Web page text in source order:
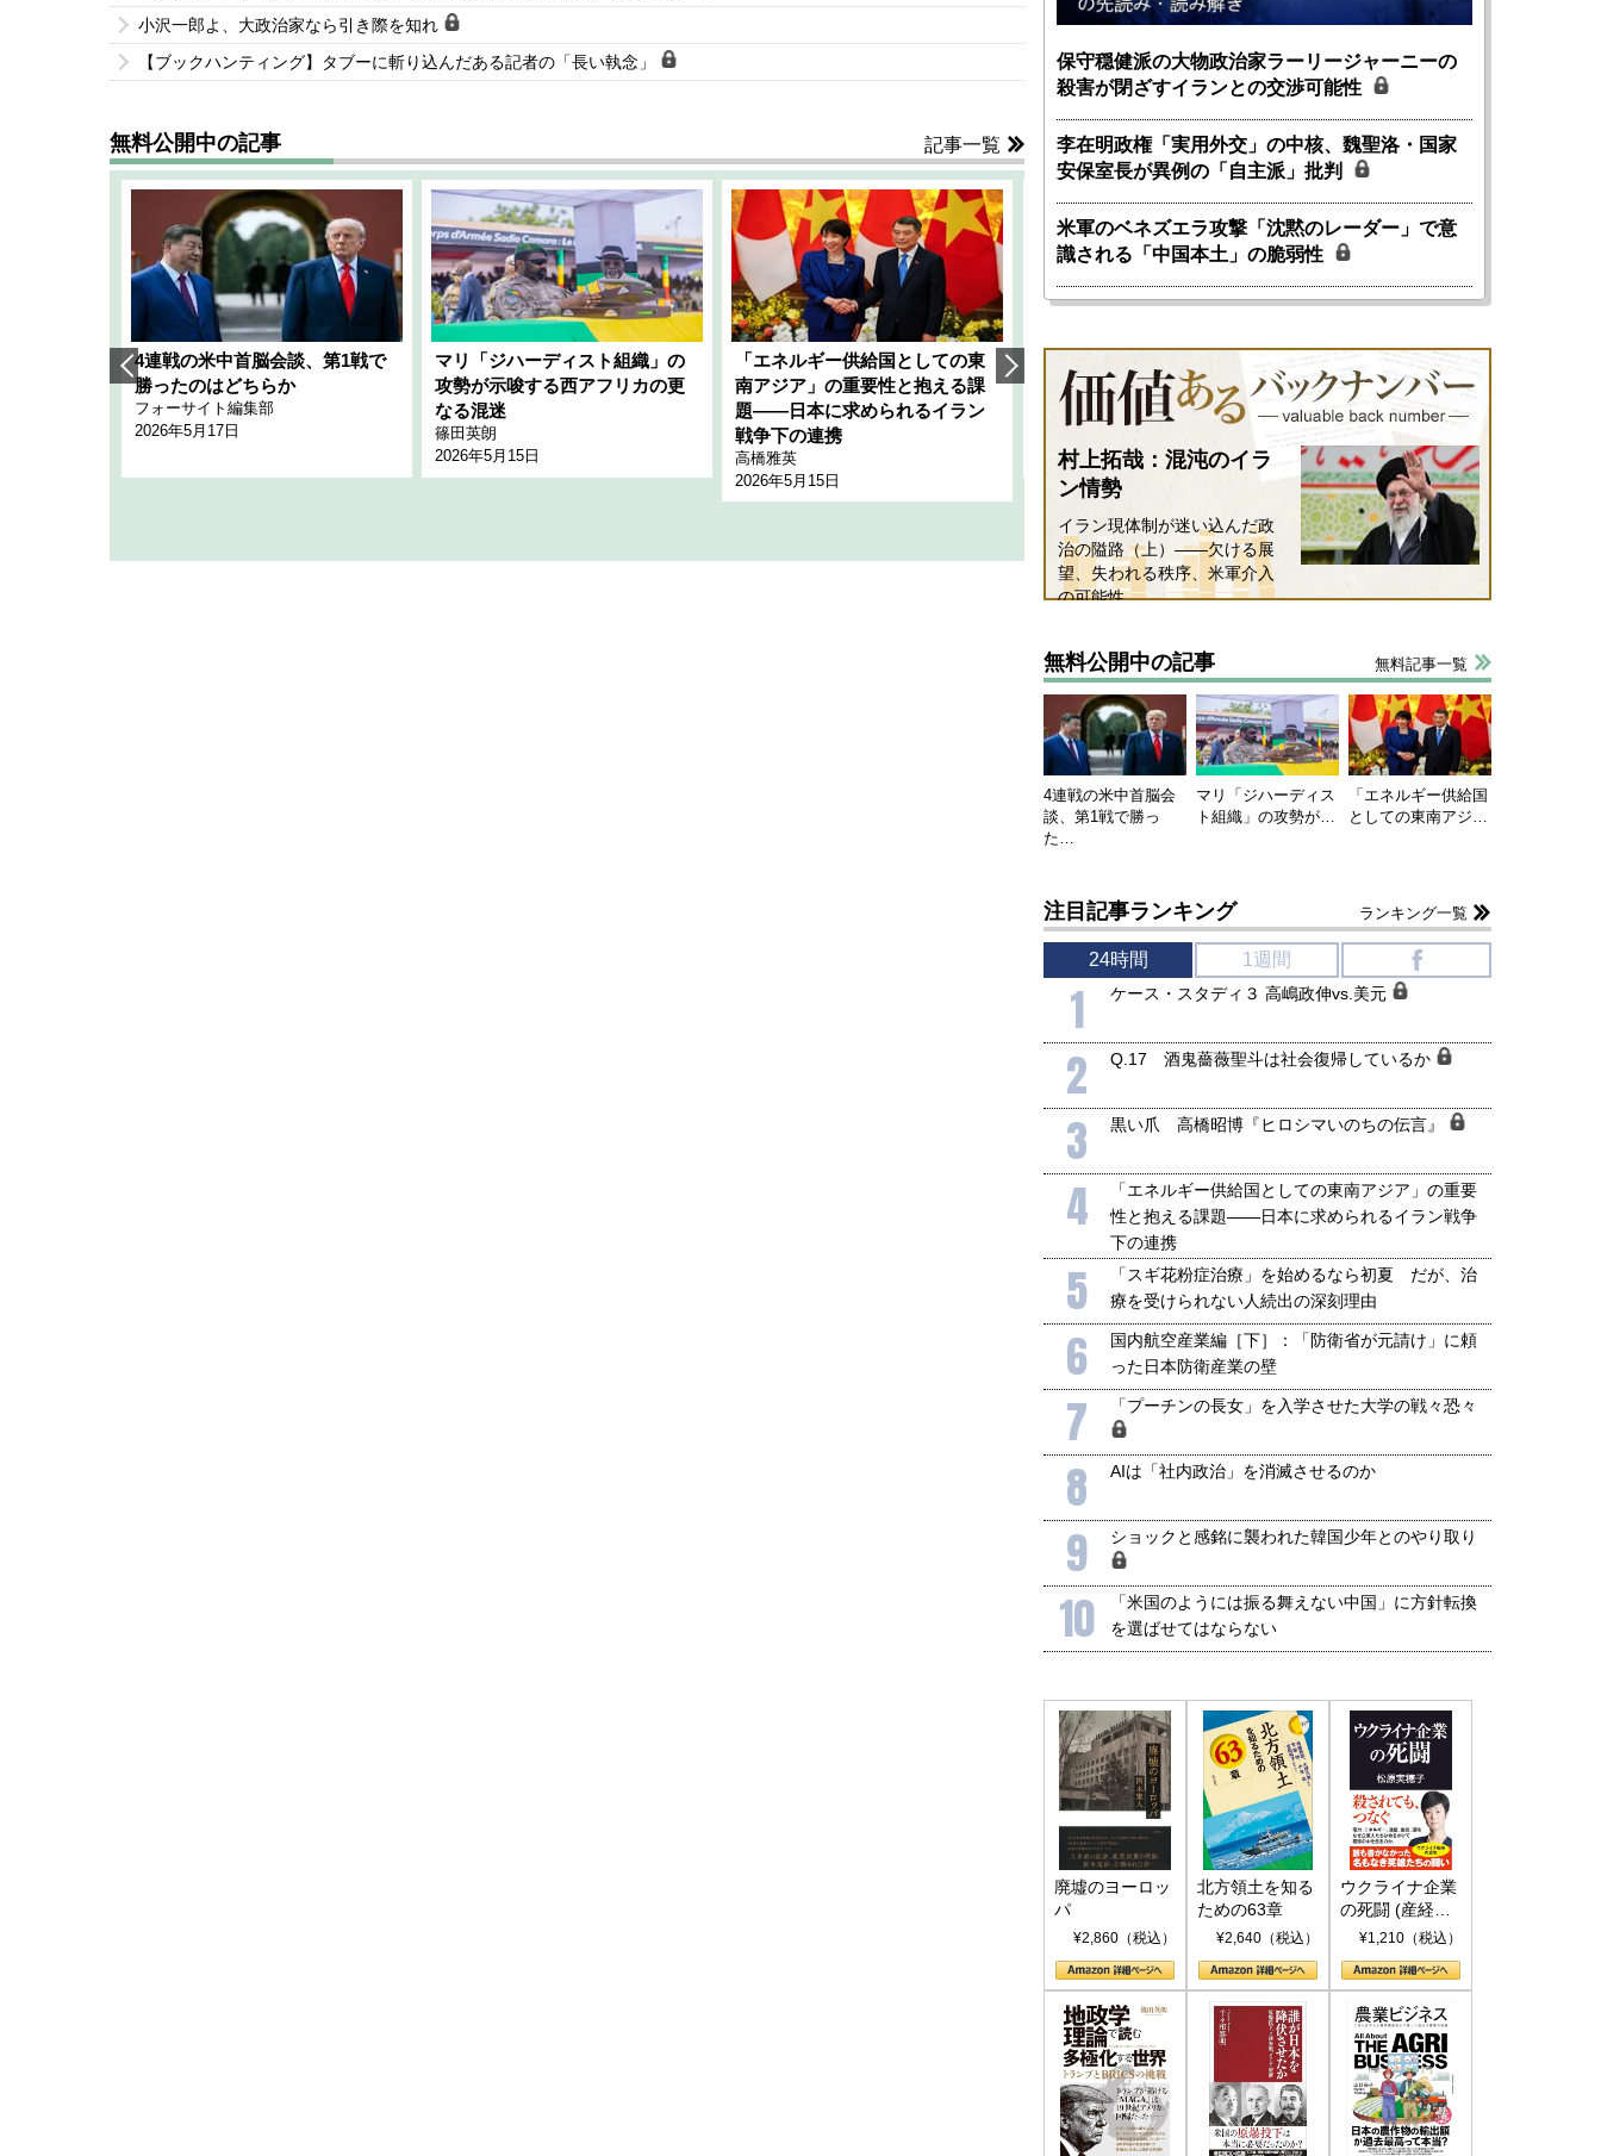
小沢一郎よ、大政治家なら引き際を知れ
【ブックハンティング】タブーに斬り込んだある記者の「長い執念」
無料公開中の記事 記事一覧
4連戦の米中首脳会談、第1戦で
勝ったのはどちらか
フォーサイト編集部
2026年5月17日
マリ「ジハーディスト組織」の
攻勢が示唆する西アフリカの更
なる混迷
篠田英朗
2026年5月15日
「エネルギー供給国としての東
南アジア」の重要性と抱える課
題――日本に求められるイラン
戦争下の連携
高橋雅英
2026年5月15日
1905年体制」における日米韓安
全保障協力の意味
2026年5月15日
ホルムズ海峡危機で加速したエ
ネルギー転換が「中国依存」に
行き着くリスク
小山堅
2026年5月14日
保守穏健派の大物政治家ラーリージャーニーの
殺害が閉ざすイランとの交渉可能性
李在明政権「実用外交」の中核、魏聖洛・国家
安保室長が異例の「自主派」批判
米軍のベネズエラ攻撃「沈黙のレーダー」で意
識される「中国本土」の脆弱性
村上拓哉：混沌のイラ
ン情勢
イラン現体制が迷い込んだ政
治の隘路（上）――欠ける展
望、失われる秩序、米軍介入
の可能性
無料公開中の記事 無料記事一覧
4連戦の米中首脳会
談、第1戦で勝っ
た…
マリ「ジハーディス
ト組織」の攻勢が…
「エネルギー供給国
としての東南アジ…
注目記事ランキング ランキング一覧
24時間 1週間
1 ケース・スタディ３ 高嶋政伸vs.美元
2 Q.17 酒鬼薔薇聖斗は社会復帰しているか
3 黒い爪 高橋昭博『ヒロシマいのちの伝言』
4
「エネルギー供給国としての東南アジア」の重要
性と抱える課題――日本に求められるイラン戦争
下の連携
5
「スギ花粉症治療」を始めるなら初夏 だが、治
療を受けられない人続出の深刻理由
6
国内航空産業編［下］：「防衛省が元請け」に頼
った日本防衛産業の壁
7 「プーチンの長女」を入学させた大学の戦々恐々
8 AIは「社内政治」を消滅させるのか
9 ショックと感銘に襲われた韓国少年とのやり取り
10
「米国のようには振る舞えない中国」に方針転換
を選ばせてはならない
廃墟のヨーロッ
パ
¥2,860（税込）
北方領土を知る
ための63章
¥2,640（税込）
ウクライナ企業
の死闘 (産経セ
レクト S 039)
¥1,210（税込）